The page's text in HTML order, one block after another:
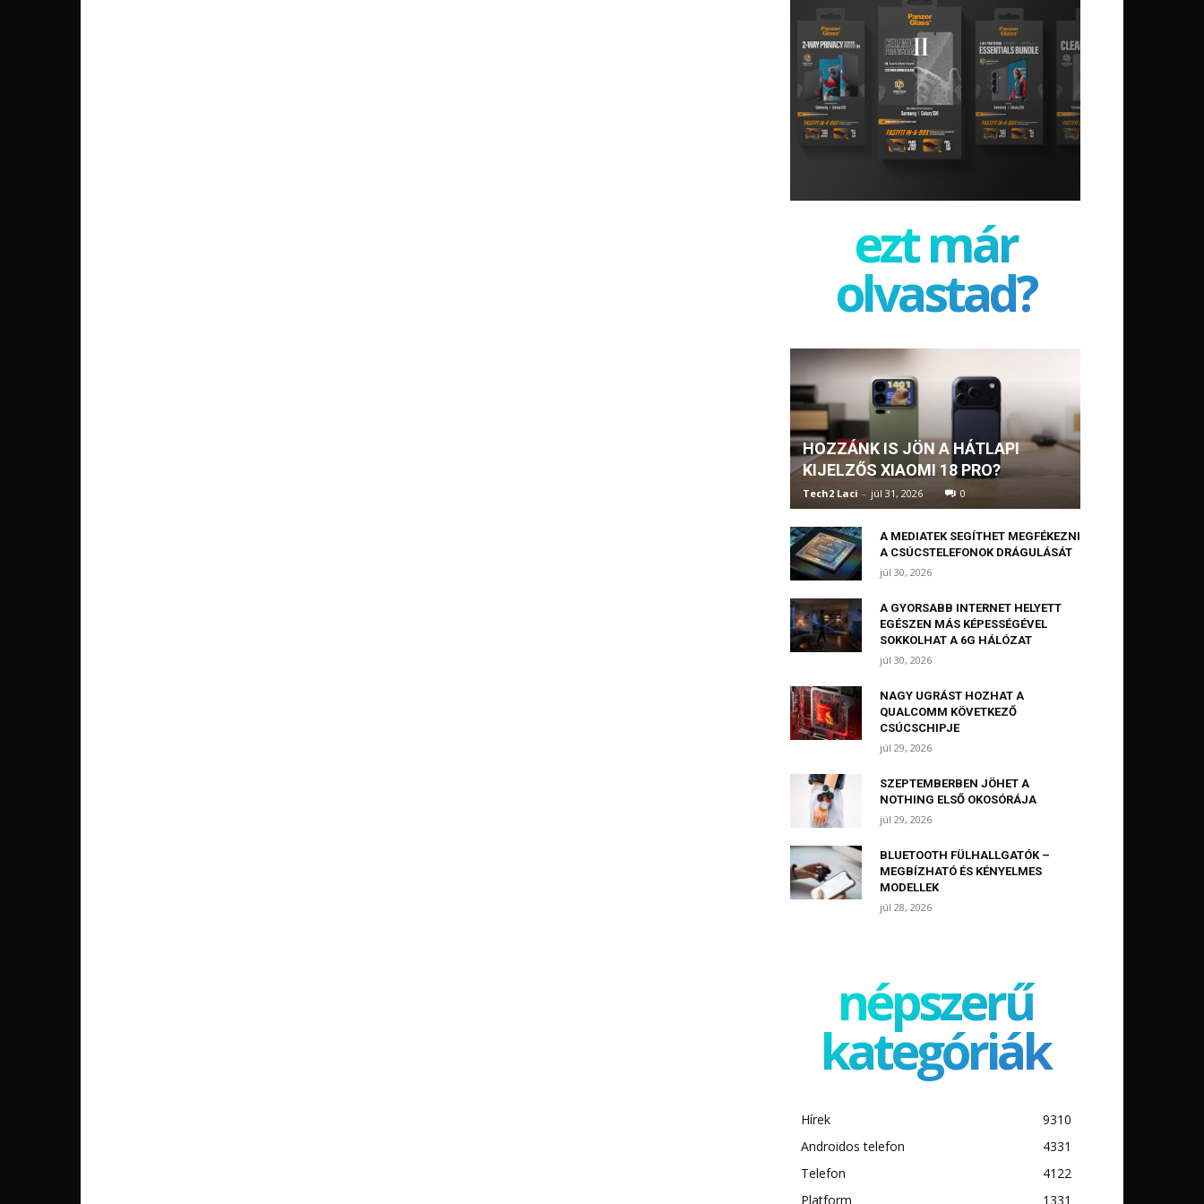
ezt már
olvastad?
HOZZÁNK IS JÖN A HÁTLAPI
KIJELZŐS XIAOMI 18 PRO?
Tech2 Laci - júl 31, 2026 0
A MEDIATEK SEGÍTHET MEGFÉKEZNI
A CSÚCSTELEFONOK DRÁGULÁSÁT
júl 30, 2026
A GYORSABB INTERNET HELYETT
EGÉSZEN MÁS KÉPESSÉGÉVEL
SOKKOLHAT A 6G HÁLÓZAT
júl 30, 2026
NAGY UGRÁST HOZHAT A
QUALCOMM KÖVETKEZŐ
CSÚCSCHIPJE
júl 29, 2026
SZEPTEMBERBEN JÖHET A
NOTHING ELSŐ OKOSÓRÁJA
júl 29, 2026
BLUETOOTH FÜLHALLGATÓK –
MEGBÍZHATÓ ÉS KÉNYELMES
MODELLEK
júl 28, 2026
népszerű
kategóriák
Hírek
9310
Androidos telefon
4331
Telefon
4122
Platform
1331